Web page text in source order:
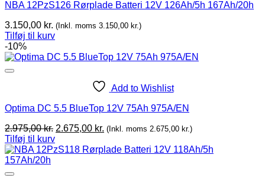
NBA 12PzS126 Rørplade Batteri 12V 126Ah/5h 167Ah/20h
3.150,00 kr. (Inkl. moms 3.150,00 kr.)
Tilføj til kurv
-10%
Add to Wishlist
Optima DC 5.5 BlueTop 12V 75Ah 975A/EN
2.975,00kr. Original
was:
2.675,00 kr. Current
is:
(Inkl. moms 2.675,00 kr.)
Tilføj til kurv